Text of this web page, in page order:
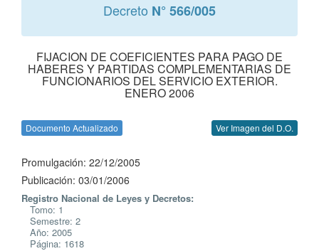
Decreto N° 566/005
FIJACION DE COEFICIENTES PARA PAGO DE
HABERES Y PARTIDAS COMPLEMENTARIAS DE
FUNCIONARIOS DEL SERVICIO EXTERIOR.
ENERO 2006
Documento Actualizado Ver Imagen del D.O.
Promulgación: 22/12/2005
Publicación: 03/01/2006
Registro Nacional de Leyes y Decretos:
Tomo: 1
Semestre: 2
Año: 2005
Página: 1618